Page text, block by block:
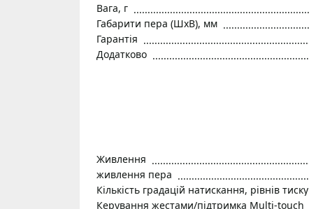
Вага, г
Габарити пера (ШхВ), мм
Гарантія
Додатково
Живлення
живлення пера
Кількість градацій натискання, рівнів тиску
Керування жестами/підтримка Multi-touch